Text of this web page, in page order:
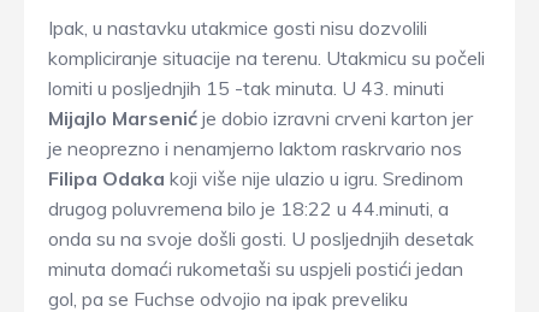
Ipak, u nastavku utakmice gosti nisu dozvolili
kompliciranje situacije na terenu. Utakmicu su počeli
lomiti u posljednjih 15 -tak minuta. U 43. minuti
Mijajlo Marsenić je dobio izravni crveni karton jer
je neoprezno i nenamjerno laktom raskrvario nos
Filipa Odaka koji više nije ulazio u igru. Sredinom
drugog poluvremena bilo je 18:22 u 44.minuti, a
onda su na svoje došli gosti. U posljednjih desetak
minuta domaći rukometaši su uspjeli postići jedan
gol, pa se Fuchse odvojio na ipak preveliku